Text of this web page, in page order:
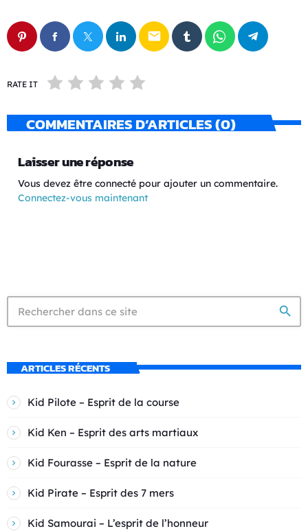
email
RATE IT
COMMENTAIRES D’ARTICLES (0)
Laisser une réponse
Vous devez être connecté pour ajouter un commentaire.
Connectez-vous maintenant
search
ARTICLES RÉCENTS
Kid Pilote – Esprit de la course
Kid Ken – Esprit des arts martiaux
Kid Fourasse – Esprit de la nature
Kid Pirate – Esprit des 7 mers
Kid Samourai – L’esprit de l’honneur